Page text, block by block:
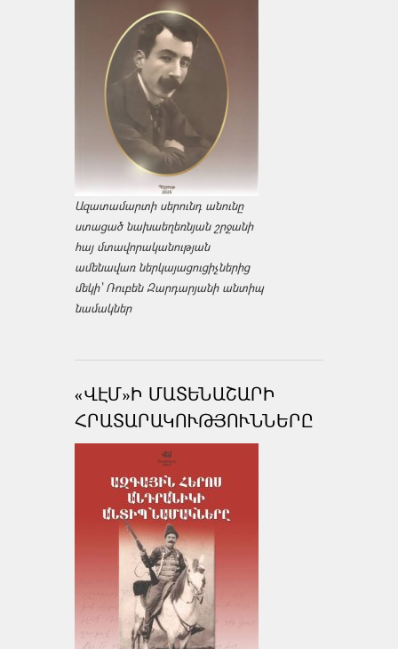
Ազատամարտի սերունդ անունը
ստացած նախաեղեռնյան շրջանի
հայ մտավորականության
ամենավառ ներկայացուցիչներից
մեկի՝ Ռուբեն Զարդարյանի անտիպ
նամակներ
«ՎԷՄ»Ի ՄԱՏԵՆԱՇԱՐԻ
ՀՐԱՏԱՐԱԿՈՒԹՅՈՒՆՆԵՐԸ